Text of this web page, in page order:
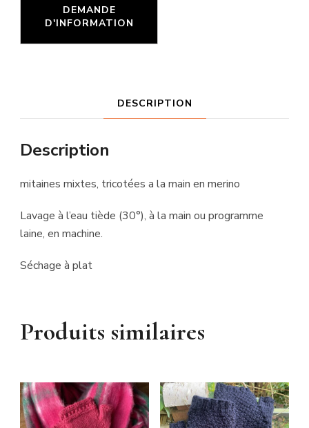
DESCRIPTION
Description
mitaines mixtes, tricotées a la main en merino
Lavage à l’eau tiède (30°), à la main ou programme
laine, en machine.
Séchage à plat
Produits similaires